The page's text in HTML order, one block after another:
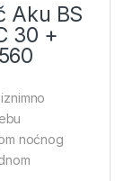
Aku BS
30 +
noćnog